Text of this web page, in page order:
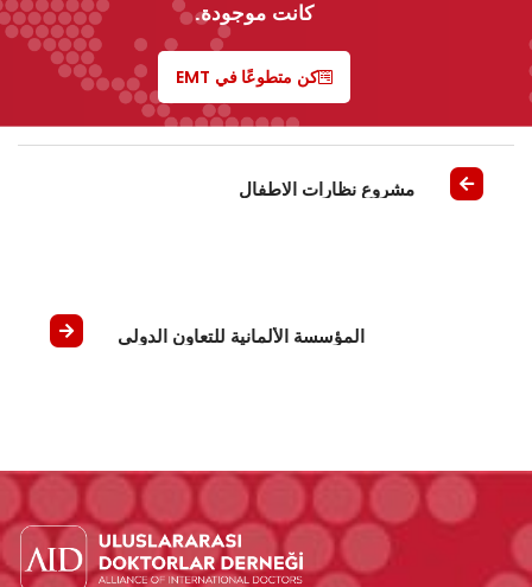
كانت موجودة.
كن متطوعًا في EMT
مشروع نظارات الاطفال
المؤسسة الألمانية للتعاون الدولي